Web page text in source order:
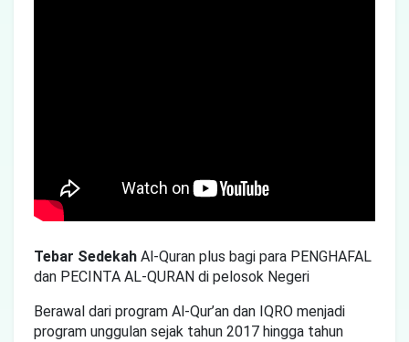
Tebar Sedekah Al-Quran plus bagi para PENGHAFAL
dan PECINTA AL-QURAN di pelosok Negeri
Berawal dari program Al-Qur’an dan IQRO menjadi
program unggulan sejak tahun 2017 hingga tahun